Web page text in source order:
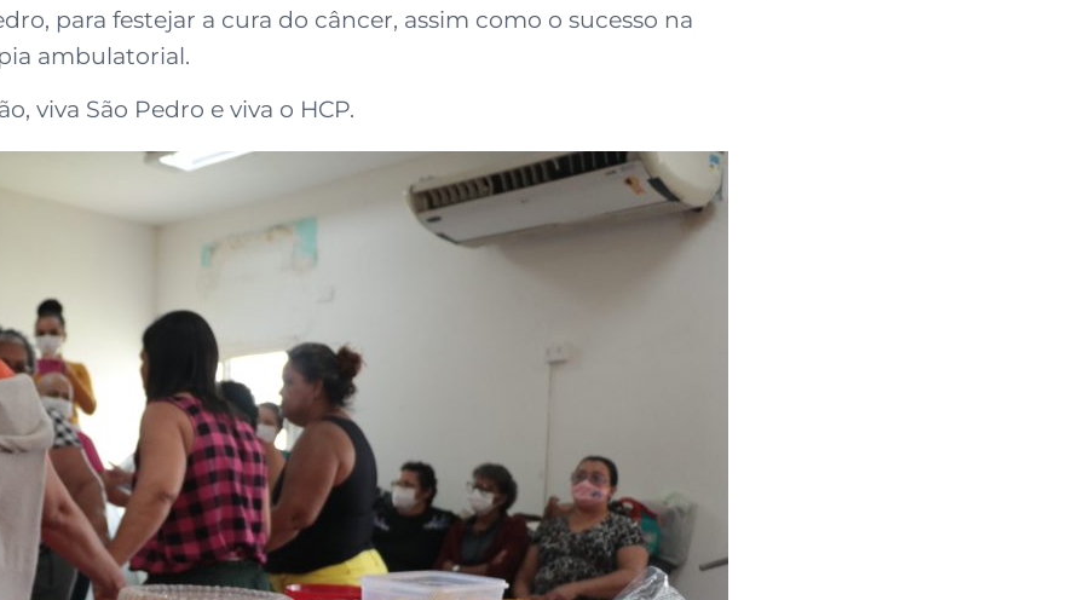
para festejar a cura do câncer, assim como o sucesso na
ambulatorial.
viva São Pedro e viva o HCP.